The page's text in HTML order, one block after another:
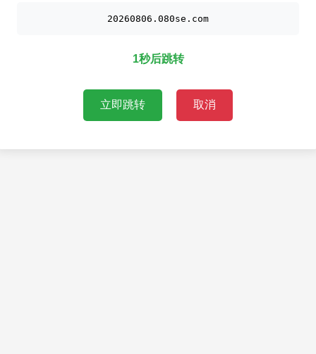
20260806.080se.com
1秒后跳转
立即跳转 取消